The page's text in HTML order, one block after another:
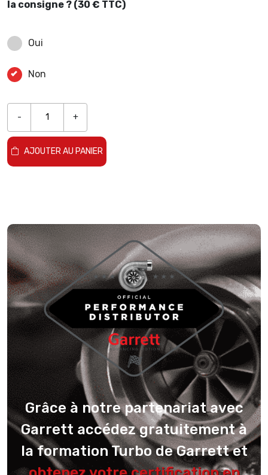
la consigne ? (30 € TTC)
Oui
Non
- +
AJOUTER AU PANIER
Grâce à notre partenariat avec
Garrett accédez gratuitement à
la formation Turbo de Garrett et